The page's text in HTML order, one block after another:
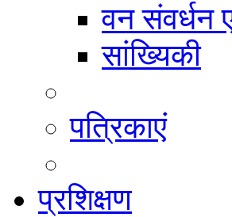
वन संवर्धन
सांख्यिकी
पत्रिकाएं
प्रशिक्षण